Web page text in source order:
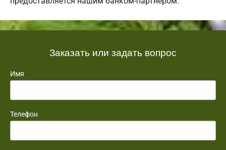
Заказать или задать вопрос
Имя
Телефон